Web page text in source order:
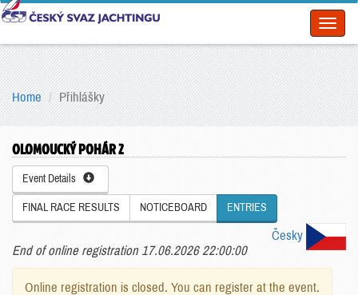
Home Přihlášky
OLOMOUCKÝ POHÁR 2
Event Details
FINAL RACE RESULTS NOTICEBOARD ENTRIES
Česky
End of online registration 17.06.2026 22:00:00
Online registration is closed. You can register at the event.